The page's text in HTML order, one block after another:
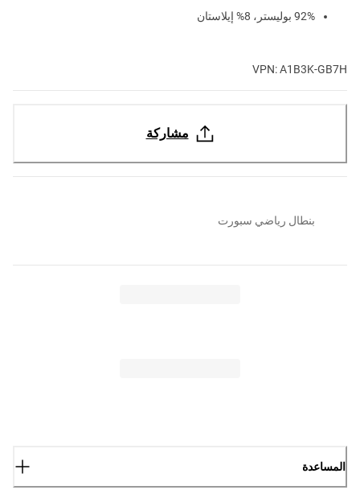
92% بوليستر، 8% إيلاستان
VPN: A1B3K-GB7H
مشاركة
بنطال رياضي سبورت
المساعدة